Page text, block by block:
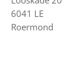
6041 LE
Roermond